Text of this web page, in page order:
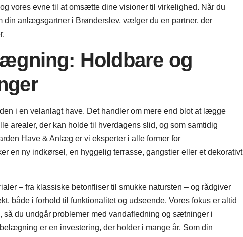
vores evne til at omsætte dine visioner til virkelighed. Når du
anlægsgartner i Brønderslev, vælger du en partner, der
Holdbare og
i en velanlagt have. Det handler om mere end blot at lægge
arealer, der kan holde til hverdagens slid, og som samtidig
Have & Anlæg er vi eksperter i alle former for
en ny indkørsel, en hyggelig terrasse, gangstier eller et dekorativt
– fra klassiske betonfliser til smukke natursten – og rådgiver
både i forhold til funktionalitet og udseende. Vores fokus er altid
så du undgår problemer med vandafledning og sætninger i
er en investering, der holder i mange år. Som din